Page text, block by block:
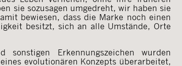
sie sozusagen umgedreht, wir haben sie
bewiesen, dass die Marke noch einen
besitzt, sich an alle Umstände, Orte
sonstigen Erkennungszeichen wurden
evolutionären Konzepts überarbeitet,